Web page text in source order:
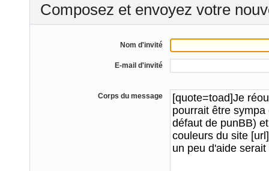
Composez et envoyez votre
Nom d'invité
E-mail d'invité
Corps du message